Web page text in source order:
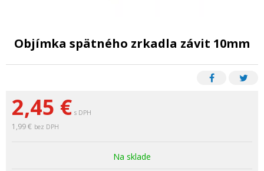
2,45 € s DPH
1,99 € bez DPH
Na sklade
Objímka spätného zrkadla závit 10mm